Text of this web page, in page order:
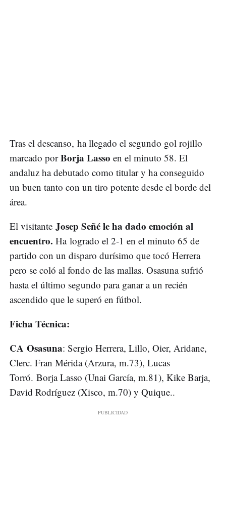
Tras el descanso, ha llegado el segundo gol rojillo
marcado porBorja Lasso en el minuto 58. El
andaluz ha debutado como titular y ha conseguido
un buen tanto con un tiro potente desde el borde del
área.
El visitante Josep Señé le ha dado emoción al
encuentro. Ha logrado el 2-1 en el minuto 65 de
partido con un disparo durísimo que tocó Herrera
pero se coló al fondo de las mallas. Osasuna sufrió
hasta el último segundo para ganar a un recién
ascendido que le superó en fútbol.
Ficha Técnica:
CA Osasuna: Sergio Herrera, Lillo, Oier, Aridane,
Clerc. Fran Mérida (Arzura, m.73), Lucas
Torró. Borja Lasso (Unai García, m.81), Kike Barja,
David Rodríguez (Xisco, m.70) y Quique..